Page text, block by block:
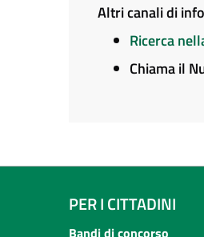
Altri canali di
Ricerca
Chiama il
PER I CITTADINI
Bandi di concorso